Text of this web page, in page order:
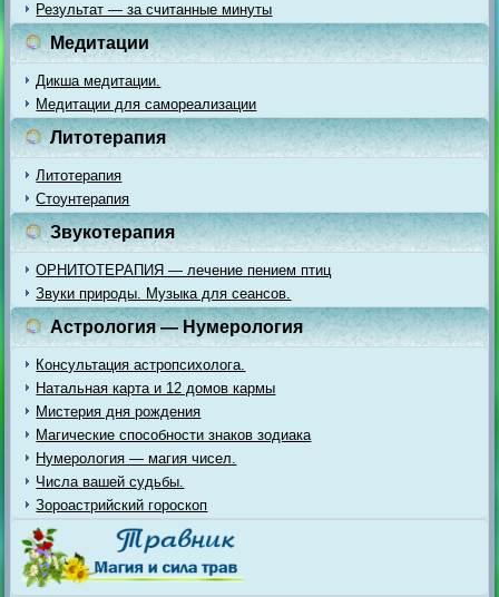
Результат — за считанные минуты
Медитации
Дикша медитации.
Медитации для самореализации
Литотерапия
Литотерапия
Стоунтерапия
Звукотерапия
ОРНИТОТЕРАПИЯ — лечение пением птиц
Звуки природы. Музыка для сеансов.
Астрология — Нумерология
Консультация астропсихолога.
Натальная карта и 12 домов кармы
Мистерия дня рождения
Магические способности знаков зодиака
Нумерология — магия чисел.
Числа вашей судьбы.
Зороастрийский гороскоп